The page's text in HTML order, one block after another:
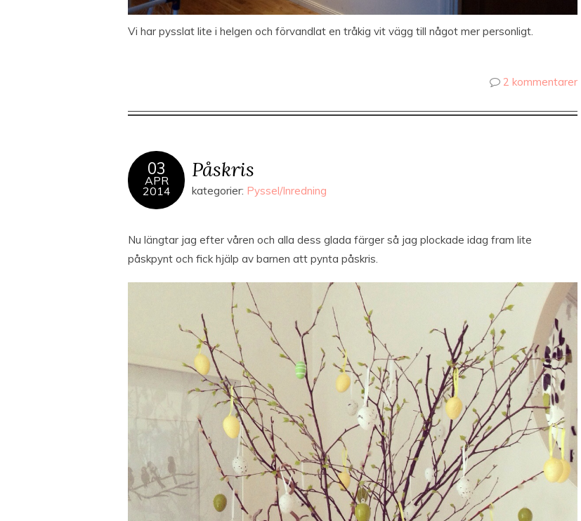
Vi har pysslat lite i helgen och förvandlat en tråkig vit vägg till något mer personligt.
2 kommentarer
03
APR
2014
Påskris
kategorier: Pyssel/Inredning
Nu längtar jag efter våren och alla dess glada färger så jag plockade idag fram lite
påskpynt och fick hjälp av barnen att pynta påskris.